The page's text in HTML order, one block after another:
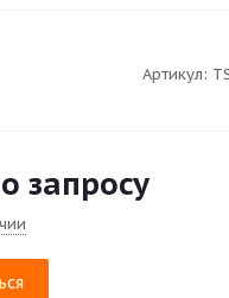
Артикул:
запросу